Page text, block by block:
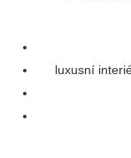
luxusní